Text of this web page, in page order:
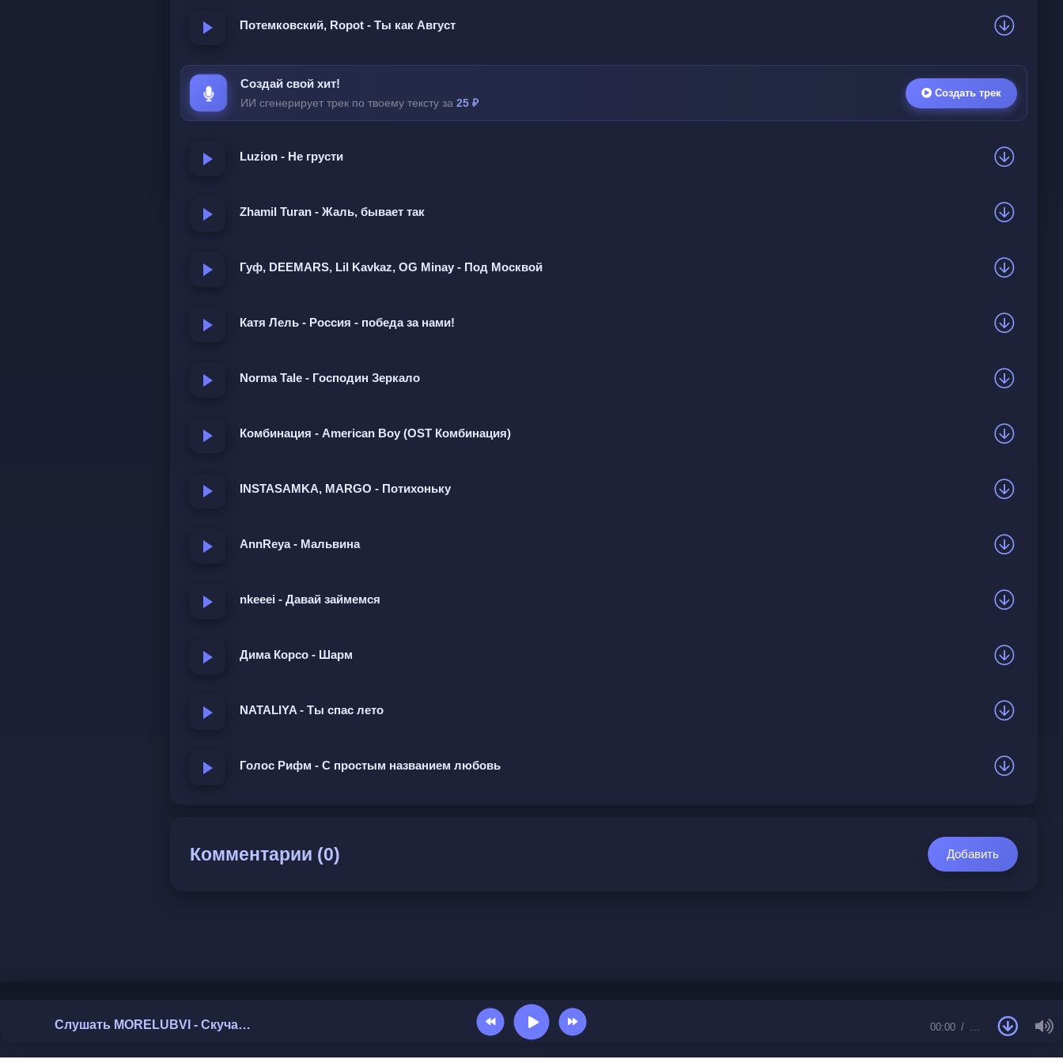
Может однажды остынет душа
Поставь моё сердце на паузу
Я слишком скучаю по голосу
Поставь моё сердце на паузу
Ты где-то далеко но внутри меня
Она не пишет, но смотрит в телефон, ждёт, что он нарушит сон. Вечер обычный, но она не может быть собой. Обещала не
Потемковский, Ropot - Ты как Август
Создай свой хит!
ИИ сгенерирует трек по твоему тексту за 25 ₽
Создать трек
Luzion - Не грусти
Zhamil Turan - Жаль, бывает так
Гуф, DEEMARS, Lil Kavkaz, OG Minay - Под Москвой
Катя Лель - Россия - победа за нами!
Norma Tale - Господин Зеркало
Комбинация - American Boy (OST Комбинация)
INSTASAMKA, MARGO - Потихоньку
AnnReya - Мальвина
nkeeei - Давай займемся
Дима Корсо - Шарм
NATALIYA - Ты спас лето
Голос Рифм - С простым названием любовь
Комментарии (0) Добавить
Слушать MORELUBVI - Скучаю по голосу 00:00 …